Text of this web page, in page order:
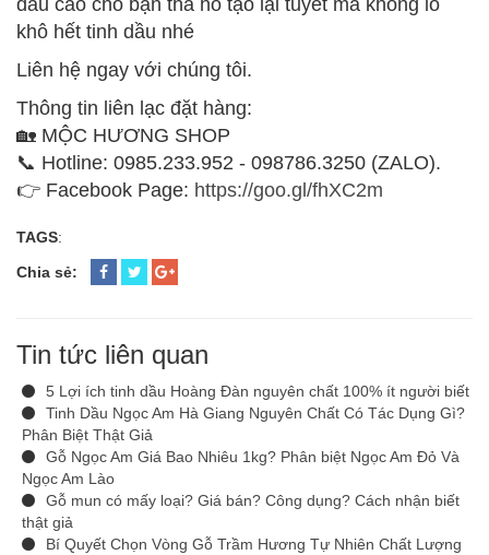
khô hết tinh dầu nhé
Liên hệ ngay với chúng tôi.
Thông tin liên lạc đặt hàng:
🏡 MỘC HƯƠNG SHOP
📞 Hotline: 0985.233.952 - 098786.3250 (ZALO).
👉 Facebook Page: https://goo.gl/fhXC2m
TAGS:
Chia sẻ:
Tin tức liên quan
5 Lợi ích tinh dầu Hoàng Đàn nguyên chất 100% ít người biết
Tinh Dầu Ngọc Am Hà Giang Nguyên Chất Có Tác Dụng Gì?
Phân Biệt Thật Giả
Gỗ Ngọc Am Giá Bao Nhiêu 1kg? Phân biệt Ngọc Am Đỏ Và
Ngọc Am Lào
Gỗ mun có mấy loại? Giá bán? Công dụng? Cách nhận biết
thật giả
Bí Quyết Chọn Vòng Gỗ Trầm Hương Tự Nhiên Chất Lượng